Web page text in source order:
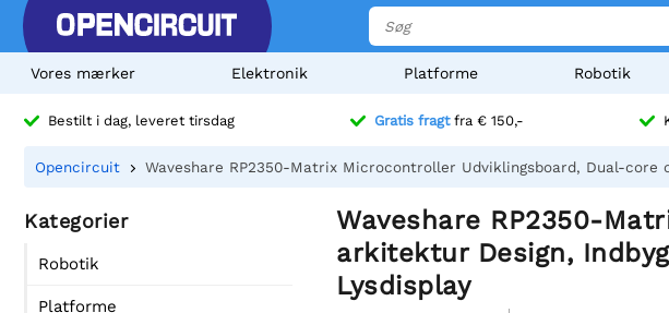
Vores mærker Elektronik Platforme Robotik
Bestilt i dag, leveret tirsdag Gratis fragtfra € 150,-
Opencircuit Waveshare RP2350-Matrix Microcontroller Udviklingsboard, Dual-
Kategorier
Robotik
Platforme
Waveshare RP2350-
arkitektur Design,
Lysdisplay